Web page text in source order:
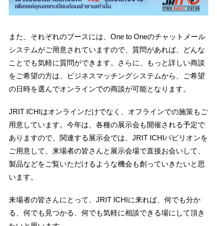
また、それぞれのブースには、One to Oneのチャットメール
システムがご用意されていますので、質問があれば、どんな
ことでも気軽に質問ができます。さらに、もっと詳しい商談
をご希望の方は、ビジネスマッチングシステムから、ご希望
の日時を選んでオンラインでの商談が可能となります。
JRIT ICHIはオンラインだけでなく、オフラインでの施策もご
用意しています。今年は、各種の展示会も開催される予定で
ありますので、関連する展示会では、JRIT ICHIパビリオンを
ご用意して、来場者の皆さんと展示会場で直接お会いして、
製品などをご覧いただけるような機会も創っていきたいと思
います。
来場者の皆さんにとって、JRIT ICHIに来れば、何でも分か
る、何でも見つかる、何でも気軽に相談できる場にして頂き